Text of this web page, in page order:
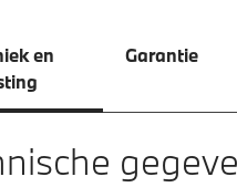
en
Garantie